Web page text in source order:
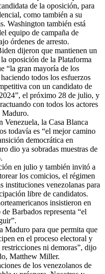
de la oposición, para
como también a su
Washington también está
equipo de campaña de
órdenes de arresto.
dijeron que mantienen un
oposición de la Plataforma
“la gran mayoría de los
todos los esfuerzos
con un candidato de
el próximo 28 de julio, y
con todos los actores
Maduro.
Venezuela, la Casa Blanca
todavía es “el mejor camino
democrática en
dio ya sobradas muestras de
en julio y también invitó a
los comicios, el régimen
instituciones venezolanas para
libre de candidatos.
insistieron en
Barbados representa “el
Maduro para que permita que
en el proceso electoral y
ni demoras”, dijo
Matthew Miller.
de los venezolanos de